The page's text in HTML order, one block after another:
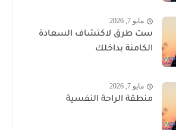
مايو 7, 2026
ست طرق لاكتشاف السعادة
الكامنة بداخلك
مايو 7, 2026
منطقة الراحة النفسية